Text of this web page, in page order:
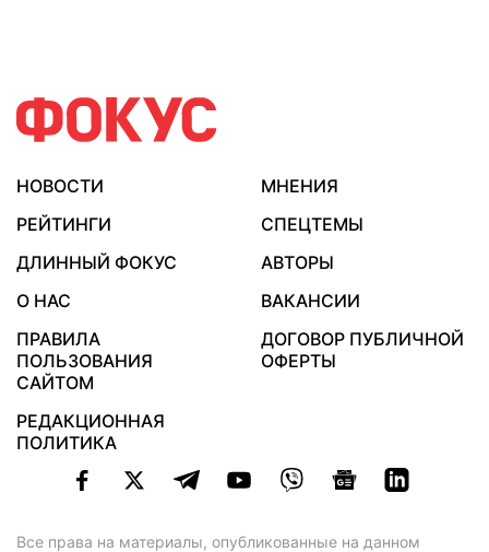
НОВОСТИ
МНЕНИЯ
РЕЙТИНГИ
СПЕЦТЕМЫ
ДЛИННЫЙ ФОКУС
АВТОРЫ
О НАС
ВАКАНСИИ
ПРАВИЛА
ПОЛЬЗОВАНИЯ
САЙТОМ
ДОГОВОР ПУБЛИЧНОЙ
ОФЕРТЫ
РЕДАКЦИОННАЯ
ПОЛИТИКА
Все права на материалы, опубликованные на данном